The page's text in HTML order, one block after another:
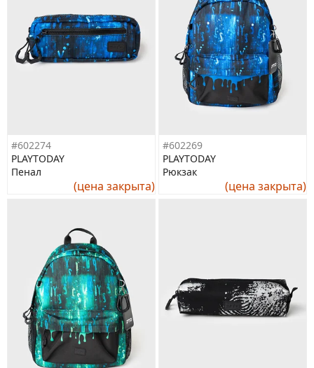
#602274
PLAYTODAY
Пенал
(цена закрыта)
#602269
PLAYTODAY
Рюкзак
(цена закрыта)